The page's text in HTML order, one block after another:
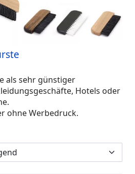
als sehr günstiger
Hotels oder
ohne Werbedruck.